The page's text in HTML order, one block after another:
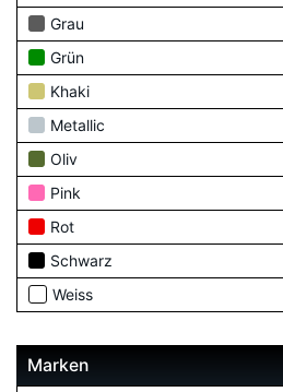
Grau
Grün
Khaki
Metallic
Oliv
Pink
Rot
Schwarz
Weiss
Marken